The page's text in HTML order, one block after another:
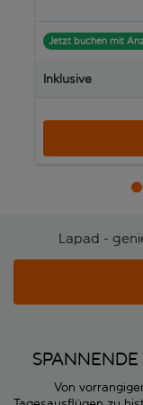
Jetzt buchen mit
Inklusive
Lapad -
Von